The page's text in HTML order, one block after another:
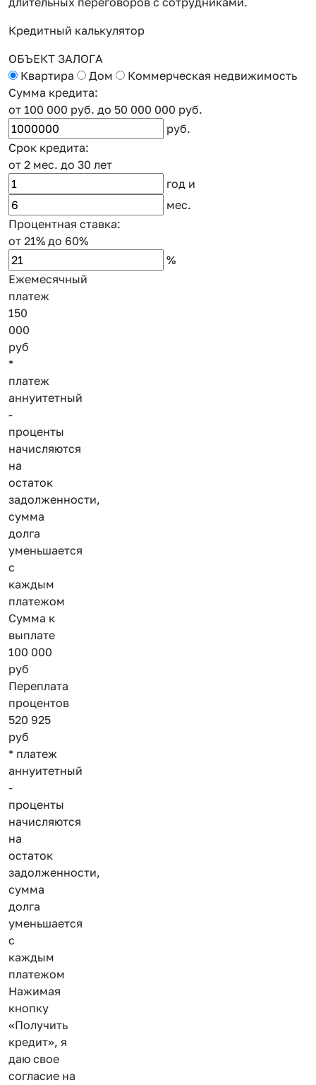
Кредитный калькулятор
ОБЪЕКТ ЗАЛОГА
Квартира
Дом
Коммерческая недвижимость
Сумма кредита:
от 100 000 руб. до 50 000 000 руб.
руб.
Срок кредита:
от 2 мес. до 30 лет
год и
мес.
Процентная ставка:
от 21% до 60%
%
Ежемесячный
платеж
150
000
руб
*
платеж
аннуитетный
-
проценты
начисляются
на
остаток
задолженности,
сумма
долга
уменьшается
с
каждым
платежом
Сумма к
выплате
100 000
руб
Переплата
процентов
520 925
руб
* платеж
аннуитетный
-
проценты
начисляются
на
остаток
задолженности,
сумма
долга
уменьшается
с
каждым
платежом
Нажимая
кнопку
«Получить
кредит», я
даю свое
согласие на